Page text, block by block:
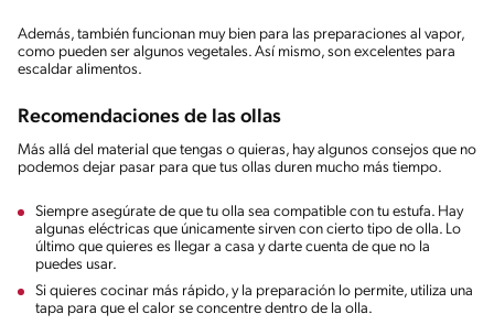
Además, también funcionan muy bien para las preparaciones al vapor,
como pueden ser algunos vegetales. Así mismo, son excelentes para
escaldar alimentos.
Recomendaciones de las ollas
Más allá del material que tengas o quieras, hay algunos consejos que no
podemos dejar pasar para que tus ollas duren mucho más tiempo.
Siempre asegúrate de que tu olla sea compatible con tu estufa. Hay
algunas eléctricas que únicamente sirven con cierto tipo de olla. Lo
último que quieres es llegar a casa y darte cuenta de que no la
puedes usar.
Si quieres cocinar más rápido, y la preparación lo permite, utiliza una
tapa para que el calor se concentre dentro de la olla.